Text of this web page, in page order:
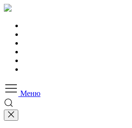
Меню